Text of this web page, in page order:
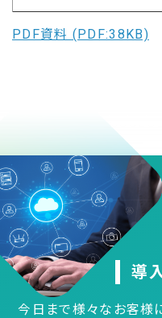
PDF資料 (PDF:38KB)
導
今日まで様々なお客様